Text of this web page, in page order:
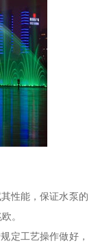
性能，保证水泵的
。
定工艺操作做好，